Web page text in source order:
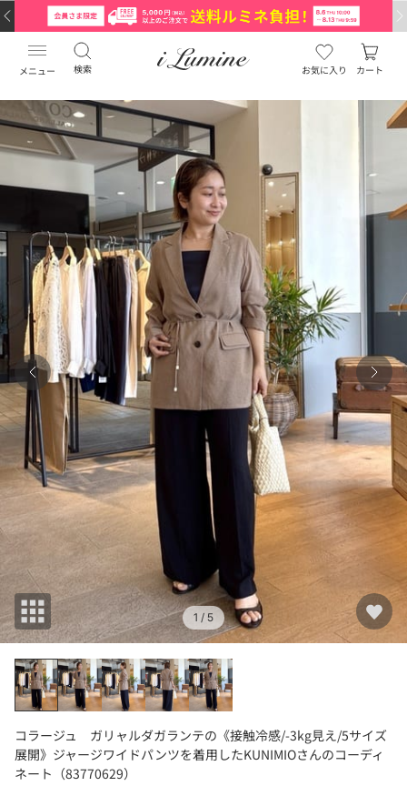
メニュー 検索 お気に入り カート
1 / 5
コラージュ ガリャルダガランテの《接触冷感/-3kg見え/5サイズ
展開》ジャージワイドパンツを着用したKUNIMIOさんのコーディ
ネート（83770629）